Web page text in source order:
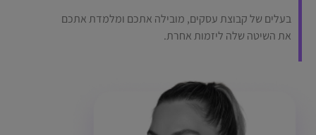
בעלים של קבוצת עסקים, מובילה אתכם ומלמדת אתכם
את השיטה שלה ליזמות אחרת.